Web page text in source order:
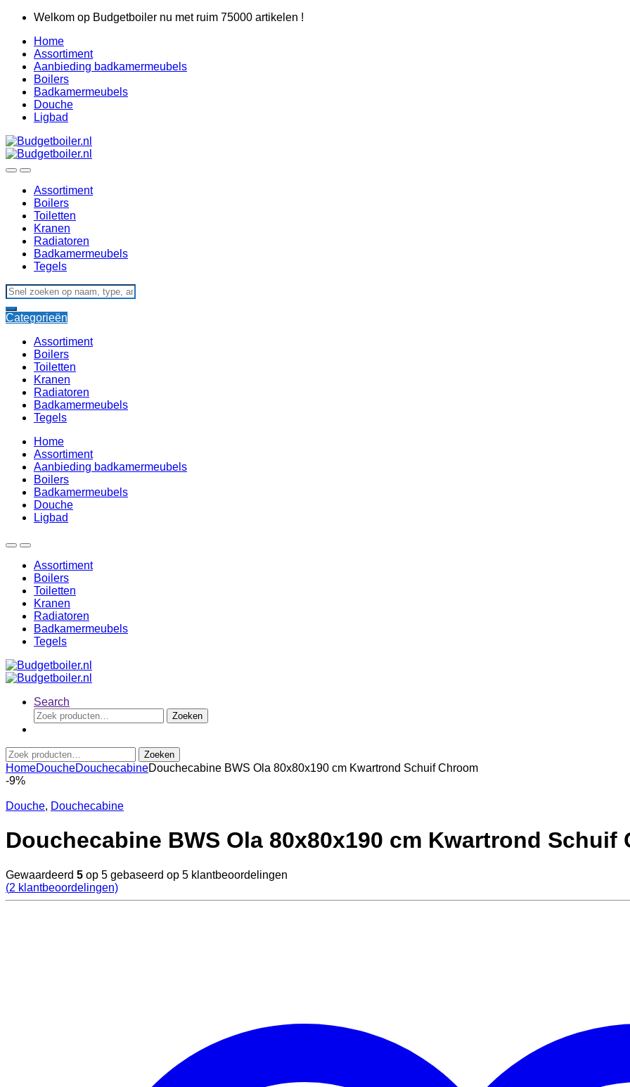
Skip
navigation
Skip
content
Welkom op Budgetboiler nu met ruim 75000 artikelen !
Home
Assortiment
Aanbieding badkamermeubels
Boilers
Badkamermeubels
Douche
Ligbad
Assortiment
Boilers
Toiletten
Kranen
Radiatoren
Badkamermeubels
Tegels
Search
for:
Categorieën
Assortiment
Boilers
Toiletten
Kranen
Radiatoren
Badkamermeubels
Tegels
Home
Assortiment
Aanbieding badkamermeubels
Boilers
Badkamermeubels
Douche
Ligbad
Assortiment
Boilers
Toiletten
Kranen
Radiatoren
Badkamermeubels
Tegels
Search
Zoeken
naar:
Zoeken
Zoeken
naar:
Zoeken
HomeDoucheDouchecabineDouchecabine BWS Ola 80x80x190 cm Kwartrond Schuif Chroom
-9%
Douche, Douchecabine
Douchecabine BWS Ola 80x80x190 cm Kwartrond Schuif
Gewaardeerd 5 op 5 gebaseerd op 5 klantbeoordelingen
(2 klantbeoordelingen)